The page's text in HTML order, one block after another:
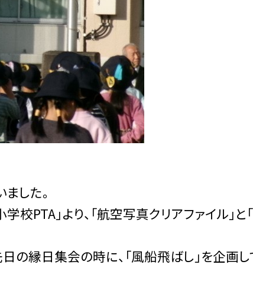
した。
校PTA」より、「航空写真クリアファイル」と
の縁日集会の時に、「風船飛ばし」を企画